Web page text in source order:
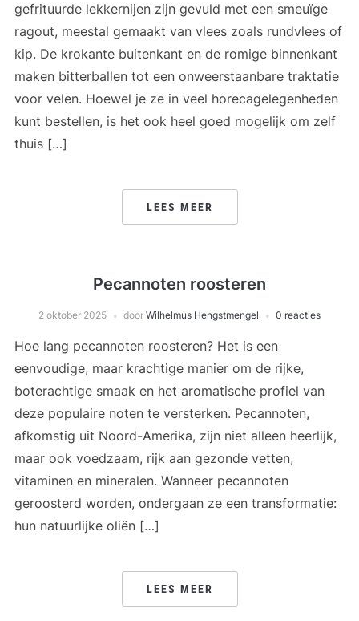
gefrituurde lekkernijen zijn gevuld met een smeuïge
ragout, meestal gemaakt van vlees zoals rundvlees of
kip. De krokante buitenkant en de romige binnenkant
maken bitterballen tot een onweerstaanbare traktatie
voor velen. Hoewel je ze in veel horecagelegenheden
kunt bestellen, is het ook heel goed mogelijk om zelf
thuis […]
LEES MEER
Pecannoten roosteren
2 oktober 2025 door Wilhelmus Hengstmengel 0 reacties
Hoe lang pecannoten roosteren? Het is een
eenvoudige, maar krachtige manier om de rijke,
boterachtige smaak en het aromatische profiel van
deze populaire noten te versterken. Pecannoten,
afkomstig uit Noord-Amerika, zijn niet alleen heerlijk,
maar ook voedzaam, rijk aan gezonde vetten,
vitaminen en mineralen. Wanneer pecannoten
geroosterd worden, ondergaan ze een transformatie:
hun natuurlijke oliën […]
LEES MEER